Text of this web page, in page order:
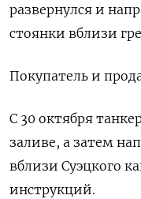
развернулся и
стоянки вблизи
Покупатель и
С 30 октября
заливе, а затем
вблизи Суэцкого
инструкций.